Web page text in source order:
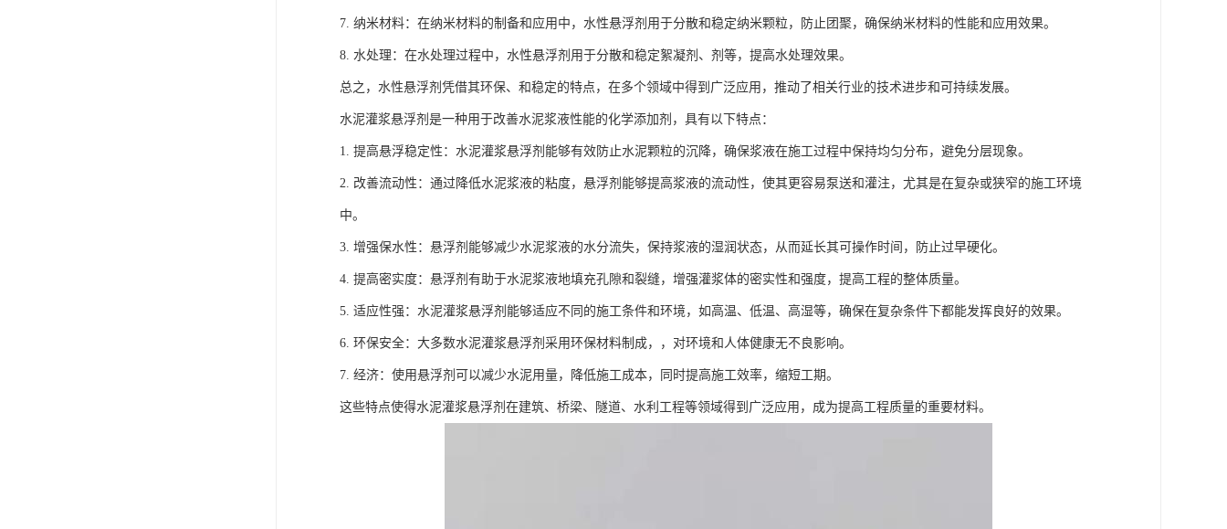
7. 纳米材料：在纳米材料的制备和应用中，水性悬浮剂用于分散和稳定纳米颗粒，防止团聚，确保纳米材料的性能和应用效果。
8. 水处理：在水处理过程中，水性悬浮剂用于分散和稳定絮凝剂、剂等，提高水处理效果。
总之，水性悬浮剂凭借其环保、和稳定的特点，在多个领域中得到广泛应用，推动了相关行业的技术进步和可持续发展。
水泥灌浆悬浮剂是一种用于改善水泥浆液性能的化学添加剂，具有以下特点：
1. 提高悬浮稳定性：水泥灌浆悬浮剂能够有效防止水泥颗粒的沉降，确保浆液在施工过程中保持均匀分布，避免分层现象。
2. 改善流动性：通过降低水泥浆液的粘度，悬浮剂能够提高浆液的流动性，使其更容易泵送和灌注，尤其是在复杂或狭窄的施工环境
中。
3. 增强保水性：悬浮剂能够减少水泥浆液的水分流失，保持浆液的湿润状态，从而延长其可操作时间，防止过早硬化。
4. 提高密实度：悬浮剂有助于水泥浆液地填充孔隙和裂缝，增强灌浆体的密实性和强度，提高工程的整体质量。
5. 适应性强：水泥灌浆悬浮剂能够适应不同的施工条件和环境，如高温、低温、高湿等，确保在复杂条件下都能发挥良好的效果。
6. 环保安全：大多数水泥灌浆悬浮剂采用环保材料制成，，对环境和人体健康无不良影响。
7. 经济：使用悬浮剂可以减少水泥用量，降低施工成本，同时提高施工效率，缩短工期。
这些特点使得水泥灌浆悬浮剂在建筑、桥梁、隧道、水利工程等领域得到广泛应用，成为提高工程质量的重要材料。